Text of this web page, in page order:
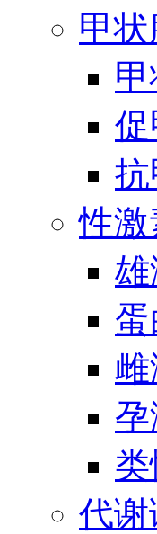
甲
性激
代